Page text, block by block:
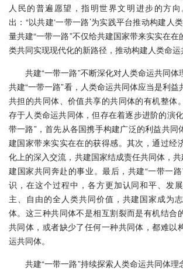
人民的普遍愿望，指明世界文明进步的方
出：“以共建‘一带一路’为实践平台推动构建人
量共建“一带一路”不仅给共建国家带来实实在在
类共同实现现代化的新路径，推动构建人类命运
共建“一带一路”不断深化对人类命运共同
共建“一带一路”看，人类命运共同体应当是利
共担的共同体、价值共享的共同体的有机整体
存于人类命运共同体，但存在着逐步进阶的演
带一路”，首先从各国携手构建广泛的利益共同
建国家带来实实在在的获得感。其次，通过经
化上的深入交流，共建国家结成责任共同体，共
建国家共同奔赴的事业。最后，共建“一带一
识，在这个过程中，各方更加认同和平、发
主、自由的全人类共同价值，共建国家成为
体。这三种共同体不是相互割裂而是有机结合
共同体，或者缺少了任何一种共同体，都难以
运共同体。
共建“一带一路”持续探索人类命运共同体